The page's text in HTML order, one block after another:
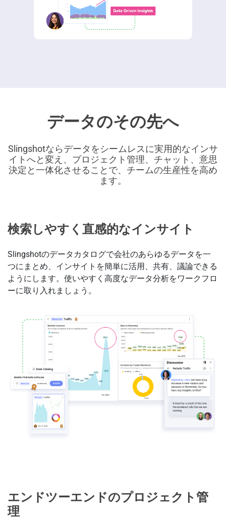
データのその先へ
Slingshotならデータをシームレスに実用的なインサ
イトへと変え、プロジェクト管理、チャット、意思
決定と一体化させることで、チームの生産性を高め
ます。
検索しやすく直感的なインサイト
Slingshotのデータカタログで会社のあらゆるデータを一
つにまとめ、インサイトを簡単に活用、共有、議論できる
ようにします。使いやすく高度なデータ分析をワークフロ
ーに取り入れましょう。
エンドツーエンドのプロジェクト管
理